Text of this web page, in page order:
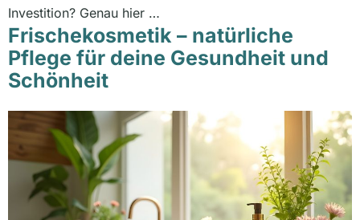
Investition? Genau hier …
Frischekosmetik – natürliche
Pflege für deine Gesundheit und
Schönheit